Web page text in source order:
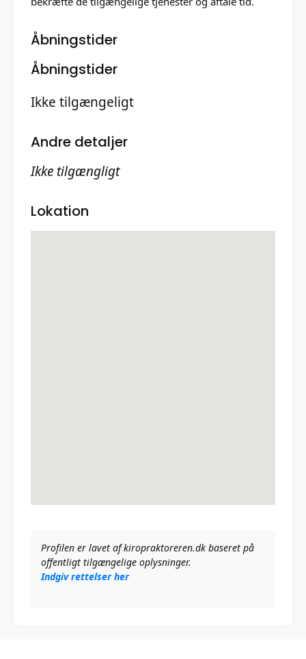
Åbningstider
Åbningstider
Ikke tilgængeligt
Andre detaljer
Ikke tilgængligt
Lokation
Profilen er lavet af kiropraktoreren.dk baseret på
offentligt tilgængelige oplysninger.
Indgiv rettelser her